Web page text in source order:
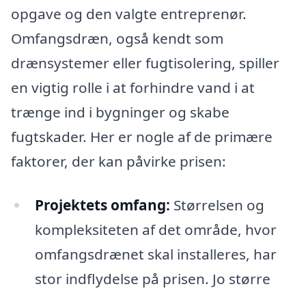
opgave og den valgte entreprenør.
Omfangsdræn, også kendt som
drænsystemer eller fugtisolering, spiller
en vigtig rolle i at forhindre vand i at
trænge ind i bygninger og skabe
fugtskader. Her er nogle af de primære
faktorer, der kan påvirke prisen:
Projektets omfang: Størrelsen og
kompleksiteten af det område, hvor
omfangsdrænet skal installeres, har
stor indflydelse på prisen. Jo større